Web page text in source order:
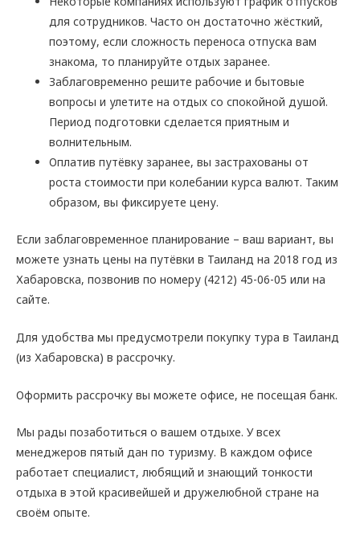
для сотрудников. Часто он достаточно жёсткий,
поэтому, если сложность переноса отпуска вам
знакома, то планируйте отдых заранее.
Заблаговременно решите рабочие и бытовые
вопросы и улетите на отдых со спокойной душой.
Период подготовки сделается приятным и
волнительным.
Оплатив путёвку заранее, вы застрахованы от
роста стоимости при колебании курса валют. Таким
образом, вы фиксируете цену.
Если заблаговременное планирование – ваш вариант, вы
можете узнать цены на путёвки в Таиланд на 2018 год из
Хабаровска, позвонив по номеру (4212) 45-06-05 или на
сайте.
Для удобства мы предусмотрели покупку тура в Таиланд
(из Хабаровска) в рассрочку.
Оформить рассрочку вы можете офисе, не посещая банк.
Мы рады позаботиться о вашем отдыхе. У всех
менеджеров пятый дан по туризму. В каждом офисе
работает специалист, любящий и знающий тонкости
отдыха в этой красивейшей и дружелюбной стране на
своём опыте.